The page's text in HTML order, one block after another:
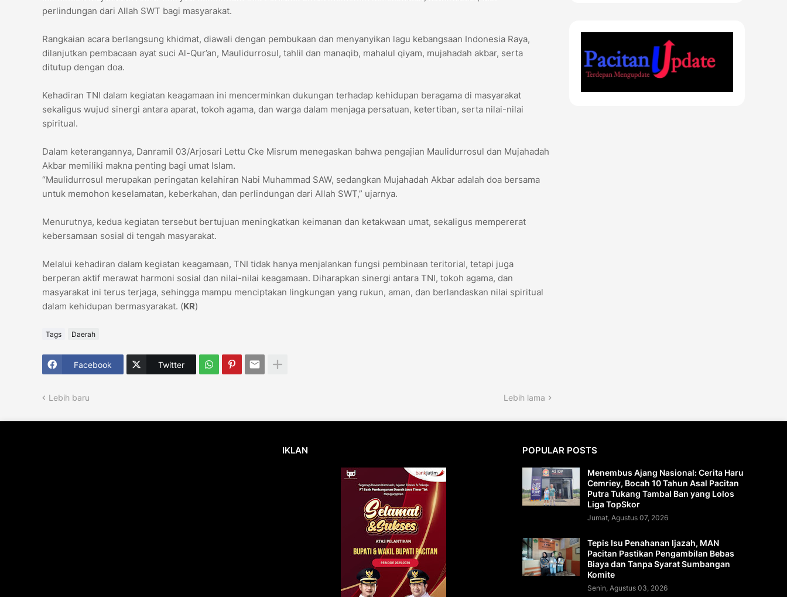
perlindungan dari Allah SWT bagi masyarakat.
Rangkaian acara berlangsung khidmat, diawali dengan pembukaan dan menyanyikan lagu kebangsaan Indonesia Raya,
dilanjutkan pembacaan ayat suci Al-Qur’an, Maulidurrosul, tahlil dan manaqib, mahalul qiyam, mujahadah akbar, serta
ditutup dengan doa.
Kehadiran TNI dalam kegiatan keagamaan ini mencerminkan dukungan terhadap kehidupan beragama di masyarakat
sekaligus wujud sinergi antara aparat, tokoh agama, dan warga dalam menjaga persatuan, ketertiban, serta nilai-nilai
spiritual.
Dalam keterangannya, Danramil 03/Arjosari Lettu Cke Misrum menegaskan bahwa pengajian Maulidurrosul dan Mujahadah
Akbar memiliki makna penting bagi umat Islam.
“Maulidurrosul merupakan peringatan kelahiran Nabi Muhammad SAW, sedangkan Mujahadah Akbar adalah doa bersama
untuk memohon keselamatan, keberkahan, dan perlindungan dari Allah SWT,” ujarnya.
Menurutnya, kedua kegiatan tersebut bertujuan meningkatkan keimanan dan ketakwaan umat, sekaligus mempererat
kebersamaan sosial di tengah masyarakat.
Melalui kehadiran dalam kegiatan keagamaan, TNI tidak hanya menjalankan fungsi pembinaan teritorial, tetapi juga
berperan aktif merawat harmoni sosial dan nilai-nilai keagamaan. Diharapkan sinergi antara TNI, tokoh agama, dan
masyarakat ini terus terjaga, sehingga mampu menciptakan lingkungan yang rukun, aman, dan berlandaskan nilai spiritual
dalam kehidupan bermasyarakat. (KR)
Tags Daerah
Facebook Twitter
Lebih baru Lebih lama
IKLAN POPULAR POSTS
Menembus Ajang Nasional: Cerita Haru
Cemriey, Bocah 10 Tahun Asal Pacitan
Putra Tukang Tambal Ban yang Lolos
Liga TopSkor
Jumat, Agustus 07, 2026
Tepis Isu Penahanan Ijazah, MAN
Pacitan Pastikan Pengambilan Bebas
Biaya dan Tanpa Syarat Sumbangan
Komite
Senin, Agustus 03, 2026